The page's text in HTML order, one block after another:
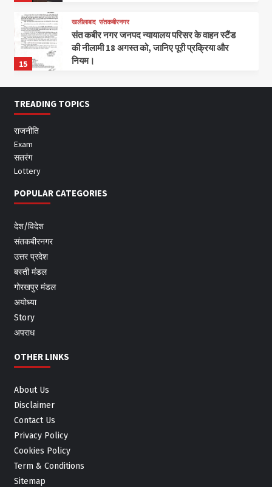
15
खलीलाबाद संतकबीरनगर
संत कबीर नगर जनपद न्यायालय परिसर के वाहन स्टैंड
की नीलामी 18 अगस्त को, जानिए पूरी प्रक्रिया और
नियम।
TREADING TOPICS
राजनीति
Exam
सतरंग
Lottery
POPULAR CATEGORIES
देश/विदेश
संतकबीरनगर
उत्तर प्रदेश
बस्ती मंडल
गोरखपुर मंडल
अयोध्या
Story
अपराध
OTHER LINKS
About Us
Disclaimer
Contact Us
Privacy Policy
Cookies Policy
Term & Conditions
Sitemap